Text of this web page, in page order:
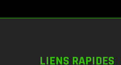
LIENS RAPIDES